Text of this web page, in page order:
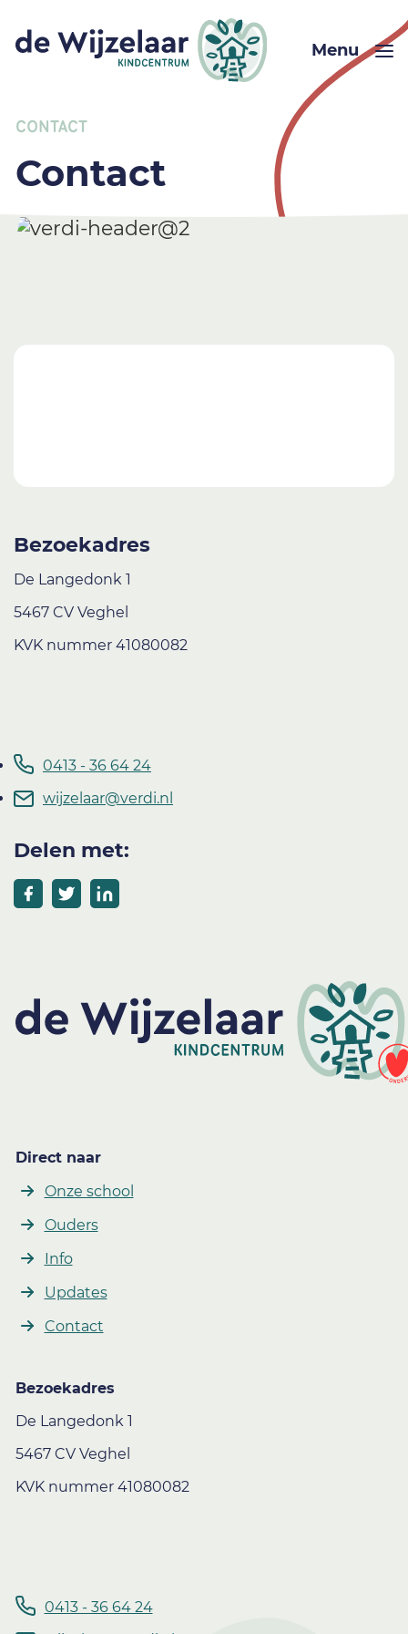
Menu
CONTACT
Contact
Bezoekadres
De Langedonk 1
5467 CV Veghel
KVK nummer 41080082
0413 - 36 64 24
wijzelaar@verdi.nl
Delen met:
Direct naar
Onze school
Ouders
Info
Updates
Contact
Bezoekadres
De Langedonk 1
5467 CV Veghel
KVK nummer 41080082
0413 - 36 64 24